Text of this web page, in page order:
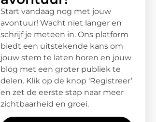
Start vandaag nog met jouw
avontuur! Wacht niet langer en
schrijf je meteen in. Ons platform
biedt een uitstekende kans om
jouw stem te laten horen en jouw
blog met een groter publiek te
delen. Klik op de knop ‘Registreer’
en zet de eerste stap naar meer
zichtbaarheid en groei.